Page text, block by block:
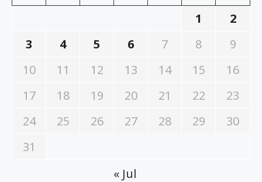
1
2
3
4 5 6 7 8
9
10
11 12 13 14 15
16
17
18 19 20 21 22
23
24
25 26 27 28 29
30
31
« Jul